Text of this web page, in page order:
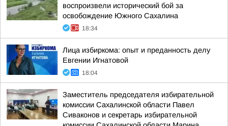
воспроизвели исторический бой за
освобождение Южного Сахалина
18:34
Лица избиркома: опыт и преданность делу
Евгении Игнатовой
18:04
Заместитель председателя избирательной
комиссии Сахалинской области Павел
Сиваконов и секретарь избирательной